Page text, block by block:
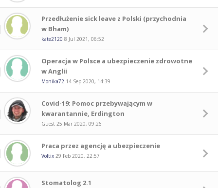
Przedłużenie sick leave z Polski (przychodnia
w Bham)
kate2120 8 Jul 2021, 06:52
Operacja w Polsce a ubezpieczenie zdrowotne
w Anglii
Monika72 14 Sep 2020, 14:39
Covid-19: Pomoc przebywającym w
kwarantannie, Erdington
Guest 25 Mar 2020, 09:26
Praca przez agencję a ubezpieczenie
Voltix 29 Feb 2020, 22:57
Stomatolog 2.1